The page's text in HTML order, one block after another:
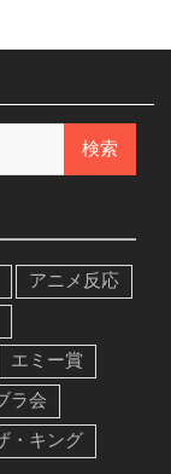
アニメ反応
エミー賞
ラ会
・キング